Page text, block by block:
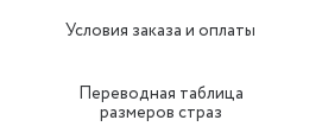
Условия заказа и оплаты
Переводная таблица
размеров страз